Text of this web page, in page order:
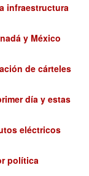
infraestructura
y México
de cárteles
día y estas
eléctricos
política